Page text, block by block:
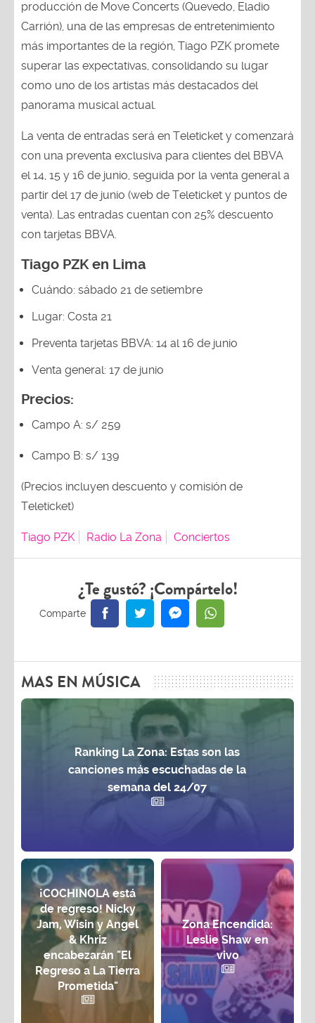
producción de Move Concerts (Quevedo, Eladio
Carrión), una de las empresas de entretenimiento
más importantes de la región, Tiago PZK promete
superar las expectativas, consolidando su lugar
como uno de los artistas más destacados del
panorama musical actual.
La venta de entradas será en Teleticket y comenzará
con una preventa exclusiva para clientes del BBVA
el 14, 15 y 16 de junio, seguida por la venta general a
partir del 17 de junio (web de Teleticket y puntos de
venta). Las entradas cuentan con 25% descuento
con tarjetas BBVA.
Tiago PZK en Lima
Cuándo: sábado 21 de setiembre
Lugar: Costa 21
Preventa tarjetas BBVA: 14 al 16 de junio
Venta general: 17 de junio
Precios:
Campo A: s/ 259
Campo B: s/ 139
(Precios incluyen descuento y comisión de
Teleticket)
Tiago PZK Radio La Zona Conciertos
¿Te gustó? ¡Compártelo!
MAS EN MÚSICA
Ranking La Zona: Estas son las
canciones más escuchadas de la
semana del 24/07
¡COCHINOLA está
de regreso! Nicky
Jam, Wisin y Angel
& Khriz
encabezarán "El
Regreso a La Tierra
Prometida"
Zona Encendida:
Leslie Shaw en
vivo